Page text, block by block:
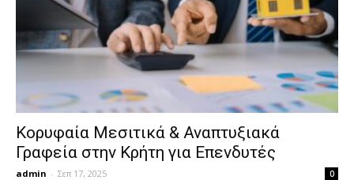
Κορυφαία Μεσιτικά & Αναπτυξιακά
Γραφεία στην Κρήτη για Επενδυτές
admin - Σεπ 17, 2025 0